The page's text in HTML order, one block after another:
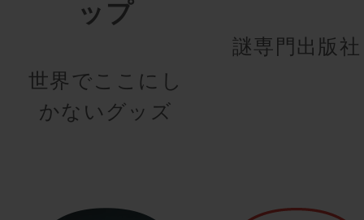
ップ
世界でここにし
かないグッズ
謎専門出版社